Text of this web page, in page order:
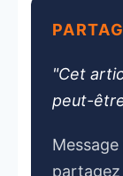
"Cet
peut-